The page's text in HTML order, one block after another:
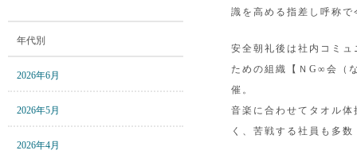
年代別
2026年6月
2026年5月
2026年4月
識を高める指差し呼称
安全朝礼後は社内コミ
ための組織【ＮG∞会（
催。
音楽に合わせてタオル
く、苦戦する社員も多数